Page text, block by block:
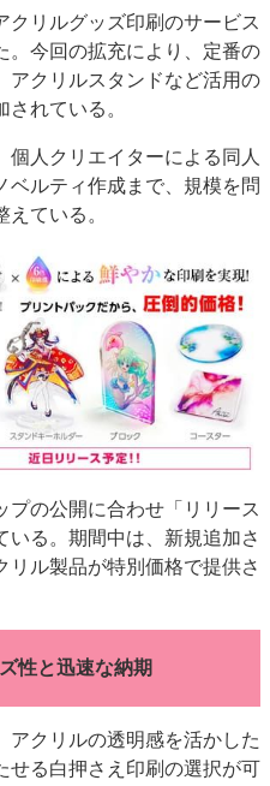
製本機特集
2022 検査・校正特集
印刷機材年鑑
み
サイトポリシー
クリルグッズ印刷のサービス
。今回の拡充により、定番の
アクリルスタンドなど活用の
れている。
個人クリエイターによる同人
ベルティ作成まで、規模を問
ている。
プの公開に合わせ「リリース
る。期間中は、新規追加さ
リル製品が特別価格で提供さ
性と迅速な納期
アクリルの透明感を活かした
せる白押さえ印刷の選択が可